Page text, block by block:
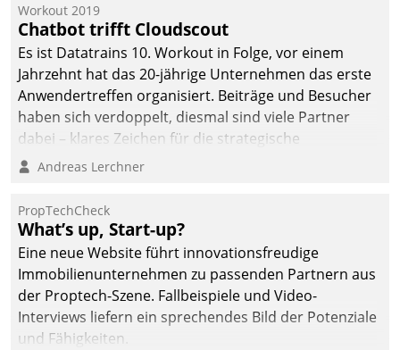
Quartier. Dazwischen
zeigte Datatrain, was es
Neues zu bieten hat.
Workout 2019
Chatbot trifft Cloudscout
Es ist Datatrains 10. Workout in Folge, vor einem
Jahrzehnt hat das 20-jährige Unternehmen das erste
Anwendertreffen organisiert. Beiträge und Besucher
haben sich verdoppelt, diesmal sind viele Partner
dabei – klares Zeichen für die strategische
Fokussierung auf den Kunden.
Andreas Lerchner
PropTechCheck
What’s up, Start-up?
Eine neue Website führt innovationsfreudige
Immobilienunternehmen zu passenden Partnern aus
der Proptech-Szene. Fallbeispiele und Video-
Interviews liefern ein sprechendes Bild der Potenziale
und Fähigkeiten.